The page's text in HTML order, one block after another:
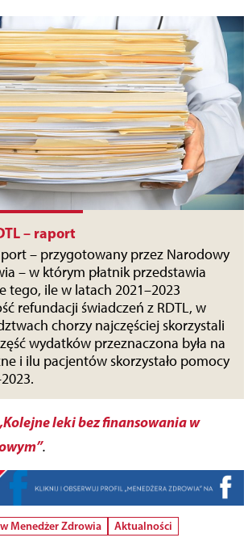
– raport
– przygotowany przez Narodowy
– w którym płatnik przedstawia
tego, ile w latach 2021–2023
refundacji świadczeń z RDTL, w
chorzy najczęściej skorzystali
wydatków przeznaczona była na
i ilu pacjentów skorzystało pomocy
leki bez finansowania w
.
Menedżer Zdrowia Aktualności